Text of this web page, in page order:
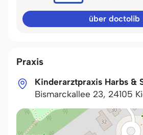
Praxis
Kinderarztpraxis Harbs &
Bismarckallee 23, 24105
über doctolib